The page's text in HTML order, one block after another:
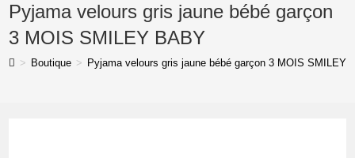
Pyjama velours gris jaune bébé garçon
3 MOIS SMILEY BABY
> Boutique > Pyjama velours gris jaune bébé garçon 3 MOIS SMILEY